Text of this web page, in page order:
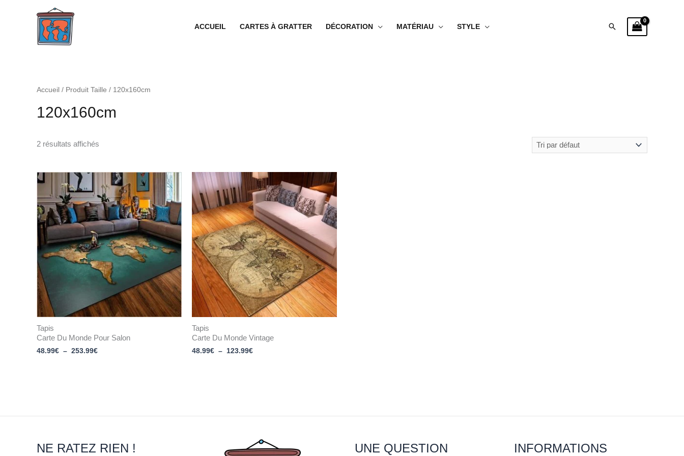
ACCUEIL CARTES À GRATTER DÉCORATION MATÉRIAU STYLE Rechercher
Accueil / Produit Taille / 120x160cm
120x160cm
2 résultats affichés
Tapis
Carte Du Monde Pour Salon
48.99€ – 253.99€
Plage
de
prix :
48.99€
à
253.99€
Tapis
Carte Du Monde Vintage
48.99€ – 123.99€
Plage
de
prix :
48.99€
à
123.99€
NE RATEZ RIEN ! UNE QUESTION INFORMATIONS